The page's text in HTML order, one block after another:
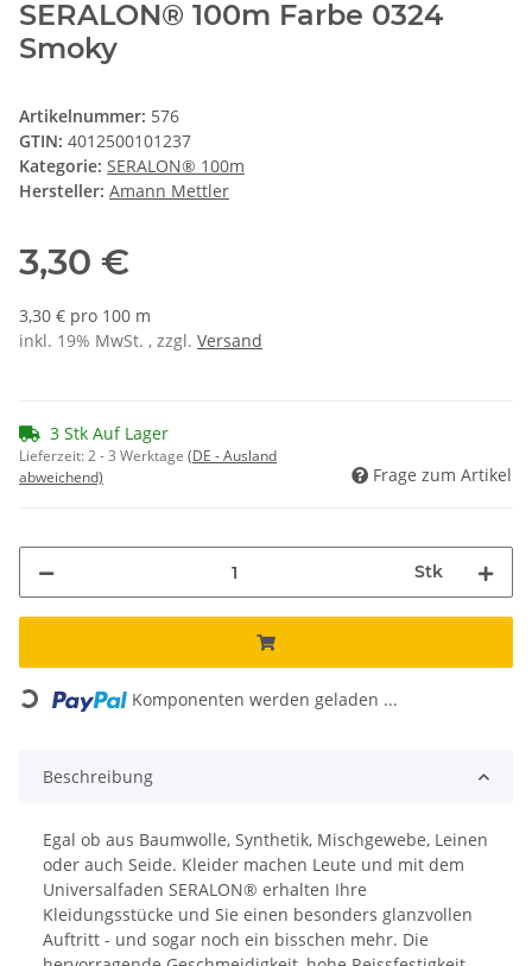
SERALON® 100m Farbe 0324
Smoky
Artikelnummer: 576
GTIN: 4012500101237
Kategorie: SERALON® 100m
Hersteller: Amann Mettler
3,30 €
3,30 € pro 100 m
inkl. 19% MwSt. , zzgl. Versand
3 Stk Auf Lager
Lieferzeit:2 - 3 Werktage (DE - Ausland
abweichend)
Frage zum Artikel
Stk
Loading... Komponenten werden geladen ...
Beschreibung
Egal ob aus Baumwolle, Synthetik, Mischgewebe, Leinen
oder auch Seide. Kleider machen Leute und mit dem
Universalfaden SERALON® erhalten Ihre
Kleidungsstücke und Sie einen besonders glanzvollen
Auftritt - und sogar noch ein bisschen mehr. Die